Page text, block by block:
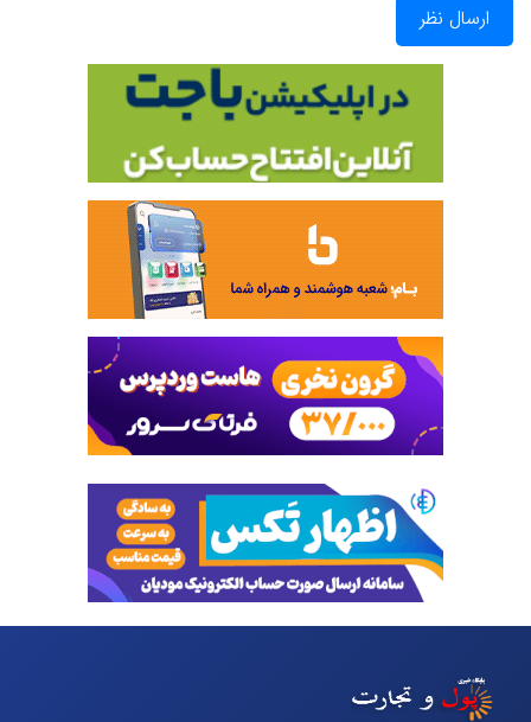
ارسال نظر